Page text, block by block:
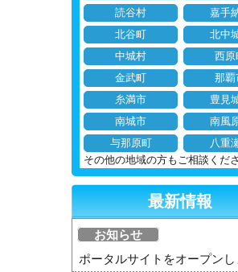
読谷村
嘉手
北谷町
北中
中城村
西原
金武町
那覇
糸満市
豊見
南城市
南風
与那原町
八重
その他の地域の方もご相談くだ
最新情報
お知らせ
ポータルサイトをオープンし